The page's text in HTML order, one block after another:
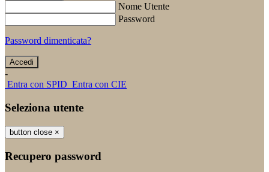
Nome Utente
Password
Password dimenticata?
-
Entra con SPID Entra con CIE
Seleziona utente
button close ×
Recupero password